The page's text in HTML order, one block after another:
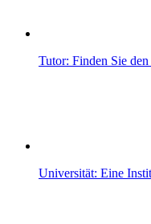
Tutor: Finden Sie
Universität: Eine